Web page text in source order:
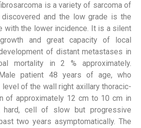
is a variety of sarcoma of
and the low grade is the
with the lower incidence. It is a silent
and great capacity of local
of distant metastases in
mortality in 2 % approximately.
patient 48 years of age, who
of the wall right axillary thoracic-
of approximately 12 cm to 10 cm in
hard, cell of slow but progressive
two years asymptomatically. The